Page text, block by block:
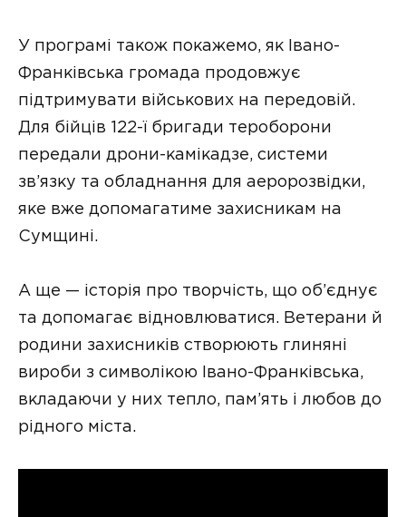
У програмі також покажемо, як Івано-
Франківська громада продовжує
підтримувати військових на передовій.
Для бійців 122-ї бригади тероборони
передали дрони-камікадзе, системи
зв’язку та обладнання для аеророзвідки,
яке вже допомагатиме захисникам на
Сумщині.
А ще — історія про творчість, що об’єднує
та допомагає відновлюватися. Ветерани й
родини захисників створюють глиняні
вироби з символікою Івано-Франківська,
вкладаючи у них тепло, пам’ять і любов до
рідного міста.